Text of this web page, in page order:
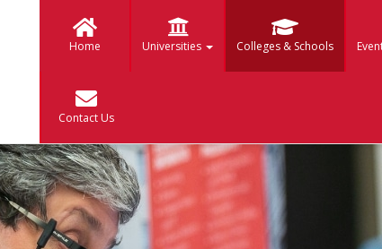
Home Universities Colleges & Schools
Contact Us